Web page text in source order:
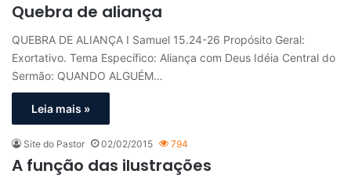
Quebra de aliança
QUEBRA DE ALIANÇA I Samuel 15.24-26 Propósito Geral:
Exortativo. Tema Específico: Aliança com Deus Idéia Central do
Sermão: QUANDO ALGUÉM…
Leia mais »
Site do Pastor 02/02/2015 794
A função das ilustrações